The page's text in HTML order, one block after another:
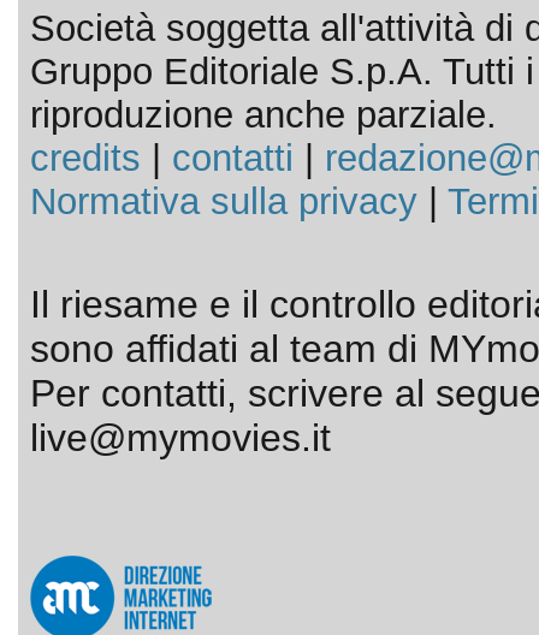
Società soggetta all'attività di
Gruppo Editoriale S.p.A. Tutti
riproduzione anche parziale.
credits
contatti
Normativa sulla privacy|
Il riesame e il controllo
sono affidati al team di
Per contatti, scrivere al
live@mymovies.it